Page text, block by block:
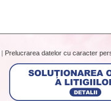
| Prelucrarea datelor cu caracter